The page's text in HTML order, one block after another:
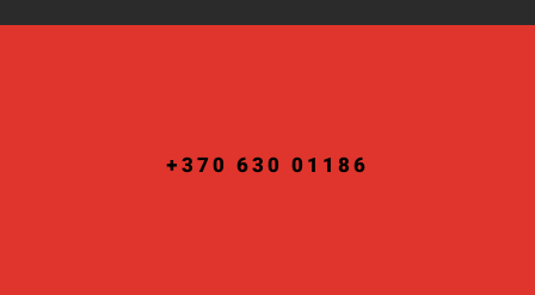
+370 630 01186
Mikrocemento sprendimai
Mikrocementas